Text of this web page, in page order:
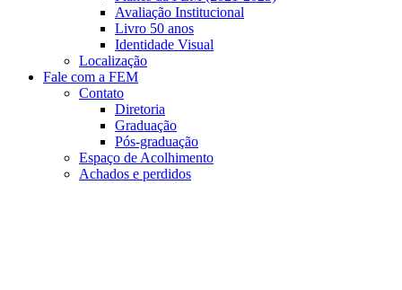
Avaliação Institucional
Livro 50 anos
Identidade Visual
Localização
Fale com a FEM
Contato
Diretoria
Graduação
Pós-graduação
Espaço de Acolhimento
Achados e perdidos